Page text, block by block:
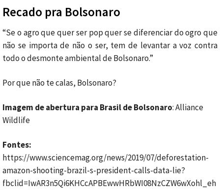
Recado pra Bolsonaro
“Se o agro que quer ser pop quer se diferenciar do ogro que
não se importa de não o ser, tem de levantar a voz contra
todo o desmonte ambiental de Bolsonaro.”
Por que não te calas, Bolsonaro?
Imagem de abertura para Brasil de Bolsonaro: Alliance
Wildlife
Fontes:
https://www.sciencemag.org/news/2019/07/deforestation-
amazon-shooting-brazil-s-president-calls-data-lie?
fbclid=IwAR3n5Qi6KHCcAPBEwwHRbWI08NzCZW6wXohl_eh